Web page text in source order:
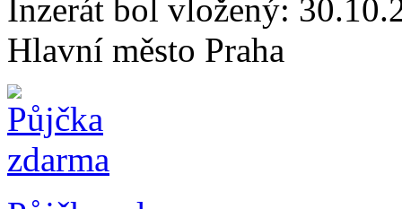
Inzerát bol vložený:
Hlavní město Praha